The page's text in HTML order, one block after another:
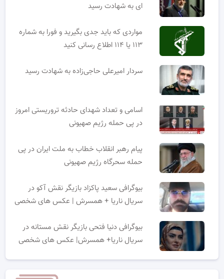
ای به شهادت رسید
مواردی که باید جدی بگیرید و فورا به شماره
۱۱۳ یا ۱۱۴ اطلاع رسانی کنید
سردار امیرعلی حاجی‌زاده به شهادت رسید
اسامی و تعداد شهدای حادثه تروریستی امروز
در پی حمله رژیم صهیونی
پیام رهبر انقلاب خطاب به ملت ایران در پی
حمله سحرگاه رژیم صهیونی
بیوگرافی سعید پاکزاد بازیگر نقش آکو در
سریال ناریا + همسرش | عکس های شخصی
بیوگرافی دنیا فتحی بازیگر نقش مستانه در
سریال ناریا+ همسرش| عکس های شخصی